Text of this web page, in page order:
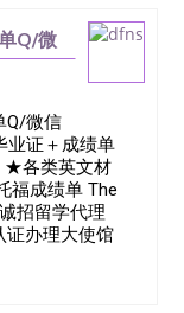
Q/微
★毕
Q/微信
业证＋成绩单
★各类英文材
福成绩单 The
招留学代理
证办理大使馆
办理学位证